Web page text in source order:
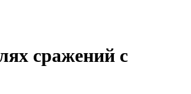
сражений с